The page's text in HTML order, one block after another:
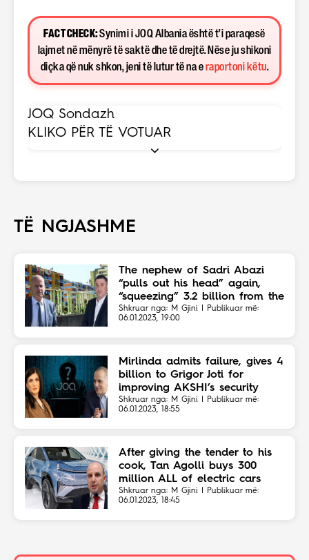
FACT CHECK:Synimi i JOQ Albania është t’i paraqesë
lajmet në mënyrë të saktë dhe të drejtë. Nëse ju shikoni
diçka që nuk shkon, jeni të lutur të na e raportoni këtu.
JOQ Sondazh
KLIKO PËR TË VOTUAR
TË NGJASHME
The nephew of Sadri Abazi
“pulls out his head” again,
“squeezing” 3.2 billion from the
Vore Municipality for cleaning
Shkruar nga: M Gjini | Publikuar më:
06.01.2023, 19:00
Mirlinda admits failure, gives 4
billion to Grigor Joti for
improving AKSHI’s security
Shkruar nga: M Gjini | Publikuar më:
06.01.2023, 18:55
After giving the tender to his
cook, Tan Agolli buys 300
million ALL of electric cars
Shkruar nga: M Gjini | Publikuar më:
06.01.2023, 18:45